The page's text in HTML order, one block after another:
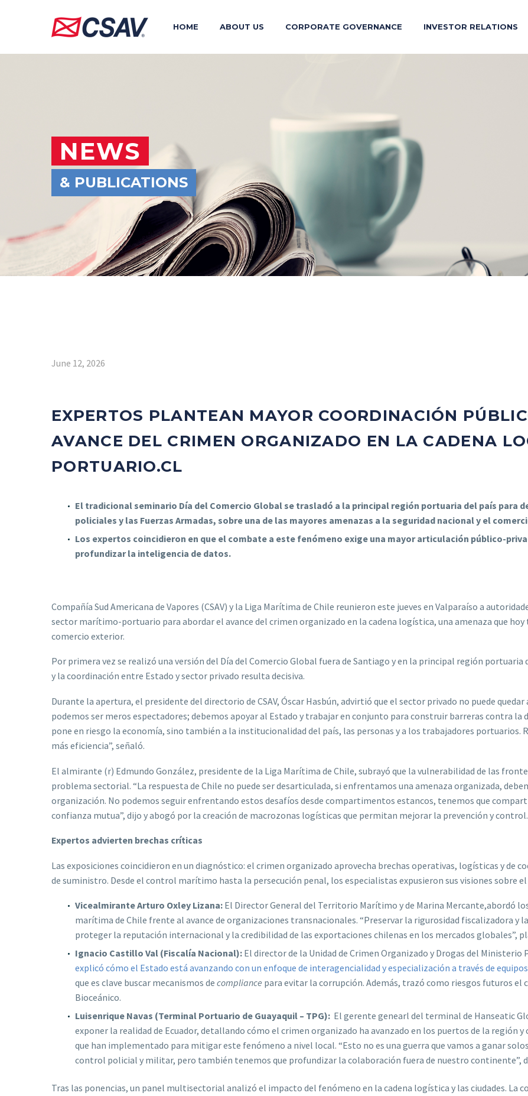
HOME ABOUT US CORPORATE GOVERNANCE INVESTOR RELATIONS
NEWS
& PUBLICATIONS
June 12, 2026
EXPERTOS PLANTEAN MAYOR COORDINACIÓN
AVANCE DEL CRIMEN ORGANIZADO EN LA CADENA
PORTUARIO.CL
El tradicional seminario Día del Comercio Global se trasladó a la principal región portuaria del país para
policiales y las Fuerzas Armadas, sobre una de las mayores amenazas a la seguridad nacional y el
Los expertos coincidieron en que el combate a este fenómeno exige una mayor articulación público-
profundizar la inteligencia de datos.
Compañía Sud Americana de Vapores (CSAV) y la Liga Marítima de Chile reunieron este jueves en Valparaíso a
sector marítimo-portuario para abordar el avance del crimen organizado en la cadena logística, una amenaza que
comercio exterior.
Por primera vez se realizó una versión del Día del Comercio Global fuera de Santiago y en la principal región portuaria
y la coordinación entre Estado y sector privado resulta decisiva.
Durante la apertura, el presidente del directorio de CSAV, Óscar Hasbún, advirtió que el sector privado no puede
podemos ser meros espectadores; debemos apoyar al Estado y trabajar en conjunto para construir barreras contra
pone en riesgo la economía, sino también a la institucionalidad del país, las personas y a los trabajadores portuarios.
más eficiencia”, señaló.
El almirante (r) Edmundo González, presidente de la Liga Marítima de Chile, subrayó que la vulnerabilidad de las
problema sectorial. “La respuesta de Chile no puede ser desarticulada, si enfrentamos una amenaza organizada,
organización. No podemos seguir enfrentando estos desafíos desde compartimentos estancos, tenemos que
confianza mutua”, dijo y abogó por la creación de macrozonas logísticas que permitan mejorar la prevención y control.
Expertos advierten brechas críticas
Las exposiciones coincidieron en un diagnóstico: el crimen organizado aprovecha brechas operativas, logísticas y de
de suministro. Desde el control marítimo hasta la persecución penal, los especialistas expusieron sus visiones sobre
Vicealmirante Arturo Oxley Lizana: El Director General del Territorio Marítimo y de Marina Mercante,abordó
marítima de Chile frente al avance de organizaciones transnacionales. “Preservar la rigurosidad fiscalizadora y
proteger la reputación internacional y la credibilidad de las exportaciones chilenas en los mercados globales”,
Ignacio Castillo Val (Fiscalía Nacional): El director de la Unidad de Crimen Organizado y Drogas del
explicó cómo el Estado está avanzando con un enfoque de interagencialidad y especialización a través de
que es clave buscar mecanismos de compliance para evitar la corrupción. Además, trazó como riesgos futuros el
Bioceánico.
Luisenrique Navas (Terminal Portuario de Guayaquil – TPG): El gerente genearl del terminal de Hanseatic
exponer la realidad de Ecuador, detallando cómo el crimen organizado ha avanzado en los puertos de la región
que han implementado para mitigar este fenómeno a nivel local. “Esto no es una guerra que vamos a ganar
control policial y militar, pero también tenemos que profundizar la colaboración fuera de nuestro continente”,
Tras las ponencias, un panel multisectorial analizó el impacto del fenómeno en la cadena logística y las ciudades. La